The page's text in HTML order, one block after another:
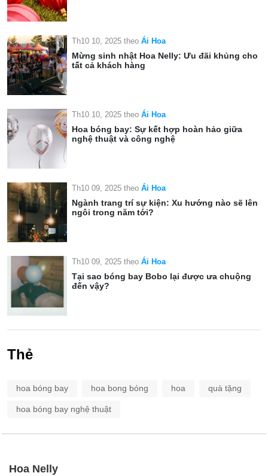
Th10 10, 2025 theo Ái Hoa
Mừng sinh nhật Hoa Nelly: Ưu đãi khủng cho
tất cả khách hàng
Th10 10, 2025 theo Ái Hoa
Hoa bóng bay: Sự kết hợp hoàn hảo giữa
nghệ thuật và công nghệ
Th10 09, 2025 theo Ái Hoa
Ngành trang trí sự kiện: Xu hướng nào sẽ lên
ngôi trong năm tới?
Th10 09, 2025 theo Ái Hoa
Tại sao bóng bay Bobo lại được ưa chuộng
đến vậy?
Thẻ
hoa bóng bay hoa bong bóng hoa quà tặng
hoa bóng bay nghệ thuật
Hoa Nelly